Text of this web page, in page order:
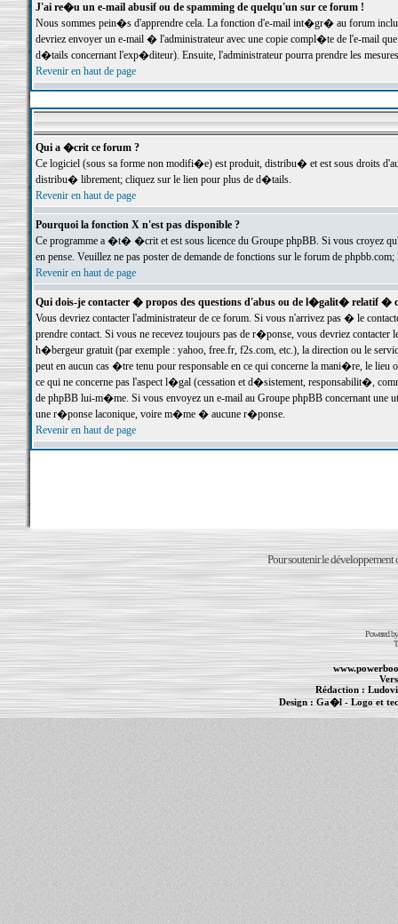
J'ai re�u un e-mail abusif ou de spamming de quelqu'un sur ce forum !
Nous sommes pein�s d'apprendre cela. La fonction d'e-mail int�gr� au forum inclut
devriez envoyer un e-mail � l'administrateur avec une copie compl�te de l'e-mail
d�tails concernant l'exp�diteur). Ensuite, l'administrateur pourra prendre les
Revenir en haut de page
Qui a �crit ce forum ?
Ce logiciel (sous sa forme non modifi�e) est produit, distribu� et est sous droits
distribu� librement; cliquez sur le lien pour plus de d�tails.
Revenir en haut de page
Pourquoi la fonction X n'est pas disponible ?
Ce programme a �t� �crit et est sous licence du Groupe phpBB. Si vous croyez
en pense. Veuillez ne pas poster de demande de fonctions sur le forum de
Revenir en haut de page
Qui dois-je contacter � propos des questions d'abus ou de l�galit� relatif �
Vous devriez contacter l'administrateur de ce forum. Si vous n'arrivez pas � le
prendre contact. Si vous ne recevez toujours pas de r�ponse, vous devriez
h�bergeur gratuit (par exemple : yahoo, free.fr, f2s.com, etc.), la direction ou le
peut en aucun cas �tre tenu pour responsable en ce qui concerne la mani�re, le
ce qui ne concerne pas l'aspect l�gal (cessation et d�sistement, responsabilit�,
de phpBB lui-m�me. Si vous envoyez un e-mail au Groupe phpBB concernant une
une r�ponse laconique, voire m�me � aucune r�ponse.
Revenir en haut de page
Pour soutenir le développement
Powered
Rédaction :
Design :Ga�l- Logo et
Informations :